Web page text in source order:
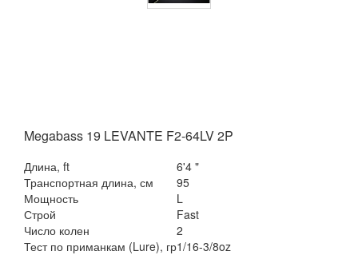
Megabass 19 LEVANTE F2-64LV 2P
Длина, ft
6'4 "
Транспортная длина, см
95
Мощность
L
Строй
Fast
Число колен
2
Тест по приманкам (Lure), гр1/16-3/8oz